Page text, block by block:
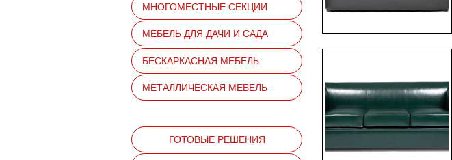
МНОГОМЕСТНЫЕ СЕКЦИИ
МЕБЕЛЬ ДЛЯ ДАЧИ И САДА
БЕСКАРКАСНАЯ МЕБЕЛЬ
МЕТАЛЛИЧЕСКАЯ МЕБЕЛЬ
ГОТОВЫЕ РЕШЕНИЯ